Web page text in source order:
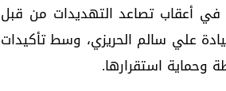
أعقاب تصاعد التهديدات من قبل
علي سالم الحريزي، وسط تأكيدات
وحماية استقرارها.